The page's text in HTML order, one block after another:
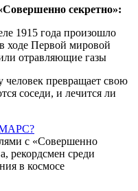
секретно»:
1915 года произошло
ходе Первой мировой
отравляющие газы
человек превращает свою
соседи, и лечится ли
с «Совершенно
рекордсмен среди
в космосе